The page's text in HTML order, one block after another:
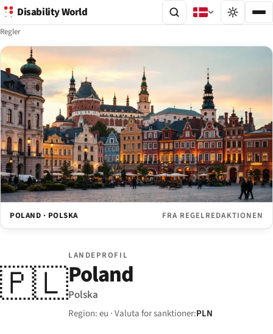
Disability World
Regler
POLAND · POLSKA FRA REGELREDAKTIONEN
🇵🇱
LANDEPROFIL
Poland
Polska
Region: eu · Valuta for sanktioner:PLN